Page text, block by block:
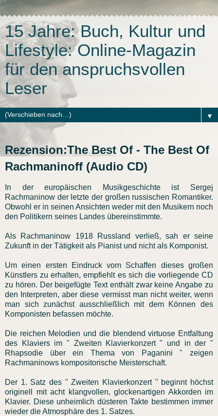
15 Jahre: Buch, Kultur und
Lifestyle: Online-Magazin
für den anspruchsvollen
Leser
▼
Rezension:The Best Of - The Best Of
Rachmaninoff (Audio CD)
In der europäischen Musikgeschichte ist Sergej
Rachmaninow der letzte der großen russischen Romantiker.
Obwohl er in seinen Ansichten weder mit den Musikern noch
den Politikern seines Landes übereinstimmte.
Als Rachmaninow 1918 Russland verließ, sah er seine
Zukunft in der Tätigkeit als Pianist und nicht als Komponist.
Um einen ersten Eindruck vom Schaffen dieses großen
Künstlers zu erhalten, empfiehlt es sich die vorliegende CD
zu hören. Der beigefügte Text enthält zwar keine Angabe zu
den Interpreten, aber diese vermisst man nicht weiter, wenn
man sich zunächst ausschließlich mit dem Können des
Komponisten befassen möchte.
Die reichen Melodien und die blendend virtuose Entfaltung
des Klaviers im " Zweiten Klavierkonzert " und in der "
Rhapsodie über ein Thema von Paganini " zeigen
Rachmaninows kompositorische Meisterschaft.
Der 1. Satz des " Zweiten Klavierkonzert " beginnt höchst
originell mit acht klangvollen, glockenartigen Akkorden im
Klavier. Diese unheimlich düsteren Takte bestimmen immer
wieder die Atmosphäre des 1. Satzes.